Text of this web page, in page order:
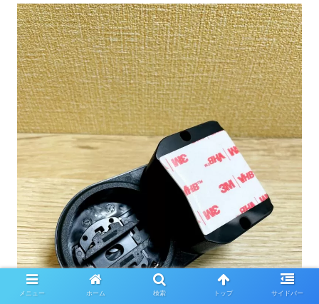
メニュー ホーム 検索 トップ サイドバー